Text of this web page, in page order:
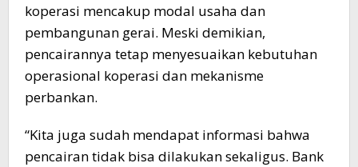
koperasi mencakup modal usaha dan
pembangunan gerai. Meski demikian,
pencairannya tetap menyesuaikan kebutuhan
operasional koperasi dan mekanisme
perbankan.
“Kita juga sudah mendapat informasi bahwa
pencairan tidak bisa dilakukan sekaligus. Bank